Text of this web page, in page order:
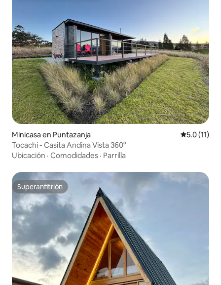
Minicasa en Puntazanja Calificación
5.0 (11)
Tocachi - Casita Andina Vista 360°
Ubicación · Comodidades · Parrilla
Superanfitrión
Superanfitrión